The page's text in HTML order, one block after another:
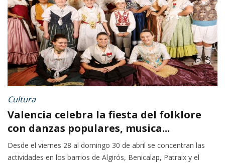
Cultura
Valencia celebra la fiesta del folklore
con danzas populares, musica...
Desde el viernes 28 al domingo 30 de abril se concentran las
actividades en los barrios de Algirós, Benicalap, Patraix y el